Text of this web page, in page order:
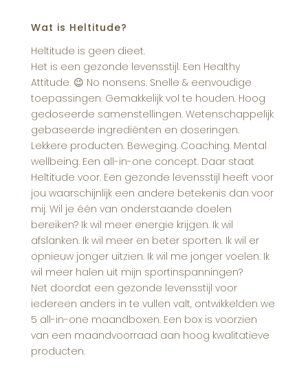
Wat is Heltitude?
Heltitude is geen dieet.
Het is een gezonde levensstijl. Een Healthy
Attitude. 😉 No nonsens. Snelle & eenvoudige
toepassingen. Gemakkelijk vol te houden. Hoog
gedoseerde samenstellingen. Wetenschappelijk
gebaseerde ingrediënten en doseringen.
Lekkere producten. Beweging. Coaching. Mental
wellbeing. Een all-in-one concept. Daar staat
Heltitude voor. Een gezonde levensstijl heeft voor
jou waarschijnlijk een andere betekenis dan voor
mij. Wil je één van onderstaande doelen
bereiken? Ik wil meer energie krijgen. Ik wil
afslanken. Ik wil meer en beter sporten. Ik wil er
opnieuw jonger uitzien. Ik wil me jonger voelen. Ik
wil meer halen uit mijn sportinspanningen?
Net doordat een gezonde levensstijl voor
iedereen anders in te vullen valt, ontwikkelden we
5 all-in-one maandboxen. Een box is voorzien
van een maandvoorraad aan hoog kwalitatieve
producten.